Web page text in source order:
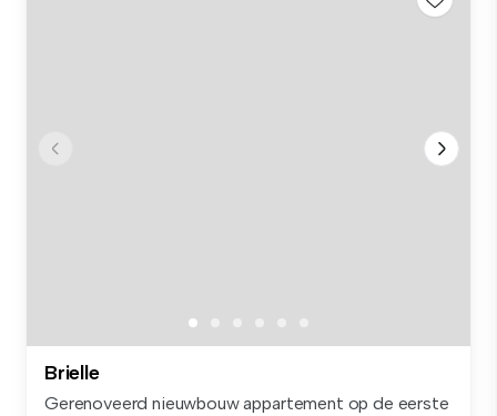
Brielle
Gerenoveerd nieuwbouw appartement op de eerste